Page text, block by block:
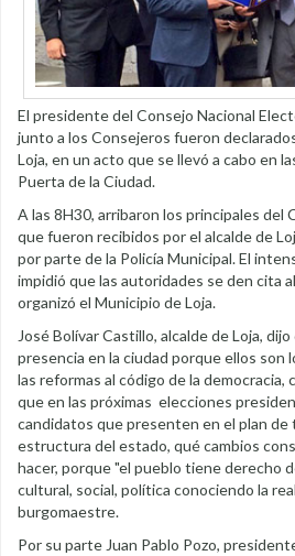
El presidente del Consejo Nacional
junto a los Consejeros fueron
Loja, en un acto que se llevó a cabo en
Puerta de la Ciudad.
A las 8H30, arribaron los principales del
que fueron recibidos por el alcalde de
por parte de la Policía Municipal. El
impidió que las autoridades se den cita
organizó el Municipio de Loja.
José Bolívar Castillo, alcalde de Loja,
presencia en la ciudad porque ellos son
las reformas al código de la democracia,
que en las próximas elecciones
candidatos que presenten en el plan de
estructura del estado, qué cambios
hacer, porque "el pueblo tiene derecho
cultural, social, política conociendo la
burgomaestre.
Por su parte Juan Pablo Pozo,